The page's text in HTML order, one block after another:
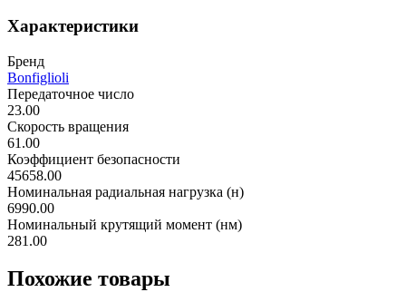
Характеристики
Бренд
Bonfiglioli
Передаточное число
23.00
Скорость вращения
61.00
Коэффициент безопасности
45658.00
Номинальная радиальная нагрузка (н)
6990.00
Номинальный крутящий момент (нм)
281.00
Похожие товары